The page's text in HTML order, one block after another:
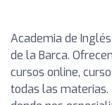
Academia de
de la Barca.
cursos online,
todas las materias.